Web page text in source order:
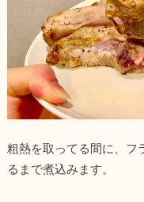
粗熱を取ってる間に、フ
るまで煮込みます。